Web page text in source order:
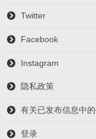
Twitter
Facebook
Instagram
隐私政策
有关已发布信息中
登录